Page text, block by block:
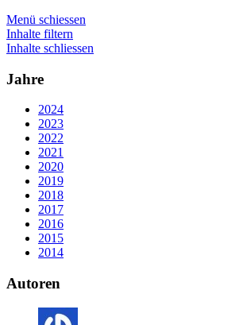
Menü schiessen
Inhalte filtern
Inhalte schliessen
Jahre
2024
2023
2022
2021
2020
2019
2018
2017
2016
2015
2014
Autoren